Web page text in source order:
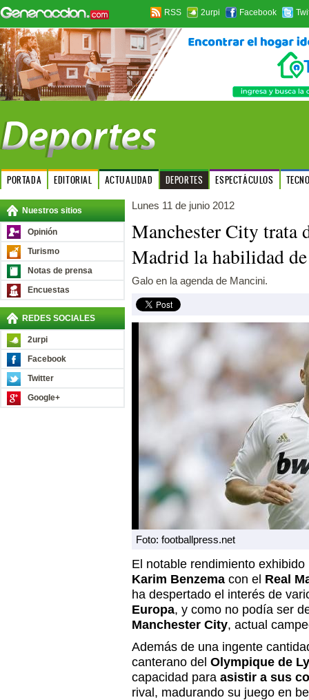
RSS 2urpi Facebook
PORTADA EDITORIAL ACTUALIDAD DEPORTES ESPECTÁCULOS
Nuestros sitios
Opinión
Turismo
Notas de prensa
Encuestas
REDES SOCIALES
2urpi
Facebook
Twitter
Google+
Lunes 11 de junio 2012
Manchester City trata
Madrid la habilidad
Galo en la agenda de Mancini.
Foto: footballpress.net
El notable rendimiento
Karim Benzema con el Real
ha despertado el interés de
Europa, y como no podía ser
Manchester City, actual
Además de una ingente
canterano del Olympique de
capacidad para asistir a sus
rival, madurando su juego en